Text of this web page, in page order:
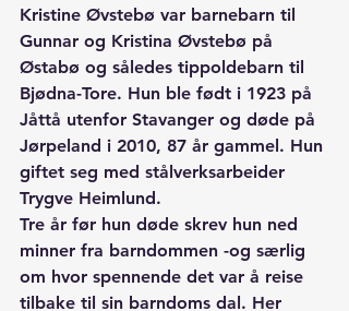
Kristine Øvstebø var barnebarn til
Gunnar og Kristina Øvstebø på
Østabø og således tippoldebarn til
Bjødna-Tore. Hun ble født i 1923 på
Jåttå utenfor Stavanger og døde på
Jørpeland i 2010, 87 år gammel. Hun
giftet seg med stålverksarbeider
Trygve Heimlund.
Tre år før hun døde skrev hun ned
minner fra barndommen -og særlig
om hvor spennende det var å reise
tilbake til sin barndoms dal. Her